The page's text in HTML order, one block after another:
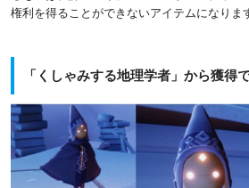
権利を得ることができないアイテムになりま
「くしゃみする地理学者」から獲得